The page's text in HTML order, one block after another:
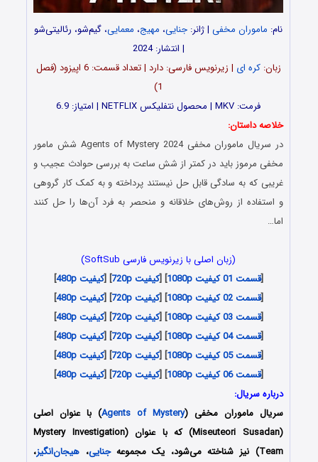
نام: ماموران مخفی | ژانر: جنایی، مهیج، معمایی، گیم‌شو، رئالیتی‌شو
| انتشار: 2024
زبان:کره ای
| زیرنویس فارسی: دارد | تعداد قسمت‌‌‌: 6 اپیزود (فصل
1)
فرمت: MKV | محصول نتفلیکس NETFLIX | امتیاز: 6.9
خلاصه داستان:
در سریال ماموران مخفی Agents of Mystery 2024 شش مامور
مخفی مرموز باید در کمتر از شش ساعت به بررسی حوادث عجیب و
غریبی که به سادگی قابل حل نیستند پرداخته و به کمک کار گروهی
و استفاده از روش‌های خلاقانه و منحصر به فرد آن‌ها را حل کنند
اما…
(زبان اصلی با زیرنویس فارسی SoftSub)
[قسمت 01 کیفیت 1080p ] [کیفیت 720p ] [کیفیت 480p
]
[قسمت 02 کیفیت 1080p ] [کیفیت 720p ] [کیفیت 480p
]
[قسمت 03 کیفیت 1080p ] [کیفیت 720p ] [کیفیت 480p
]
[قسمت 04 کیفیت 1080p ] [کیفیت 720p ] [کیفیت 480p
]
[قسمت 05 کیفیت 1080p ] [کیفیت 720p ] [کیفیت 480p
]
[قسمت 06 کیفیت 1080p ] [کیفیت 720p ] [کیفیت 480p
]
درباره سریال:
سریال ماموران مخفی (Agents of Mystery) با عنوان اصلی
(Miseuteori Susadan) که با عنوان (Mystery Investigation
Team) نیز شناخته می‌شود، یک مجموعه
جنایی، هیجان‌انگیز،